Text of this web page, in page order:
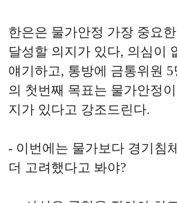
한은은 물가안정 가장 중요
달성할 의지가 있다, 의심이
얘기하고, 통방에 금통위원
의 첫번째 목표는 물가안정
지가 있다고 강조드린다.
- 이번에는 물가보다 경기침
더 고려했다고 봐야?